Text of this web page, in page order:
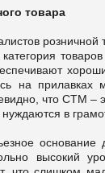
товара
розничной
на
что СТМ –
в
основание
высокий